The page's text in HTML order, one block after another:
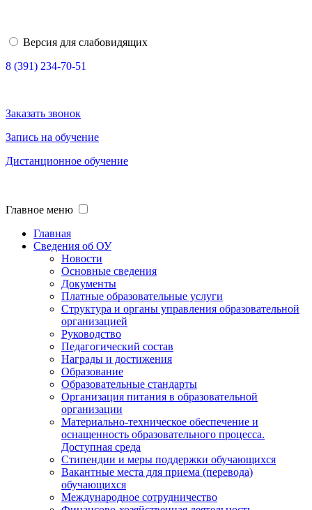
Версия для слабовидящих
8 (391) 234-70-51
Заказать звонок
Запись на обучение
Дистанционное обучение
Главное меню
Главная
Сведения об ОУ
Новости
Основные сведения
Документы
Платные образовательные услуги
Структура и органы управления образовательной
организацией
Руководство
Педагогический состав
Награды и достижения
Образование
Образовательные стандарты
Организация питания в образовательной
организации
Материально-техническое обеспечение и
оснащенность образовательного процесса.
Доступная среда
Стипендии и меры поддержки обучающихся
Вакантные места для приема (перевода)
обучающихся
Международное сотрудничество